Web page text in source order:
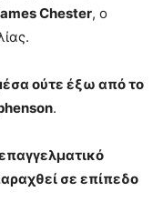
Chester, ο
ούτε έξω από το
.
σε επίπεδο